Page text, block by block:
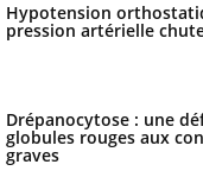
Hypotension
pression artérielle
Drépanocytose : une
globules rouges aux
graves